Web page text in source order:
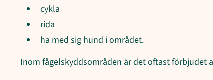
cykla
rida
ha med sig hund i området.
Inom fågelskyddsområden är det oftast förbjudet